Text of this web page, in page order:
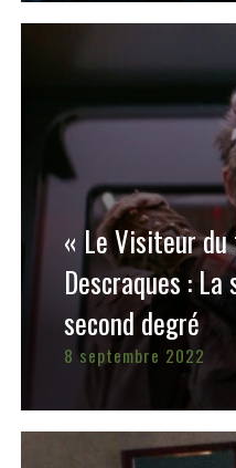
« Le Visiteur
Descraques :
second degré
8 septembre 2022